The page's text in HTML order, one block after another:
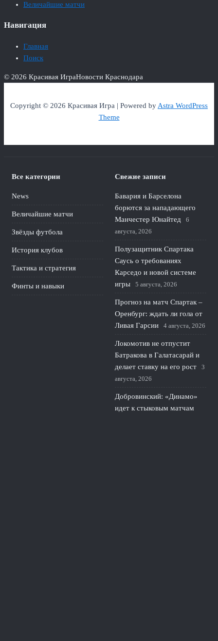
Величайшие матчи
Навигация
Главная
Поиск
© 2026 Красивая ИграНовости Краснодара
Copyright © 2026 Красивая Игра | Powered byAstra WordPress
Theme
Все категории
News
Величайшие матчи
Звёзды футбола
История клубов
Тактика и стратегия
Финты и навыки
Свежие записи
Бавария и Барселона
борются за нападающего
Манчестер Юнайтед
6
августа, 2026
Полузащитник Спартака
Саусь о требованиях
Карседо и новой системе
игры
5 августа, 2026
Прогноз на матч Спартак –
Оренбург: ждать ли гола от
Ливая Гарсии
4 августа, 2026
Локомотив не отпустит
Батракова в Галатасарай и
делает ставку на его рост
3
августа, 2026
Добровинский: «Динамо»
идет к стыковым матчам